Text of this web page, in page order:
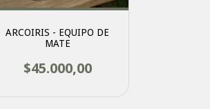
ARCOIRIS - EQUIPO DE
MATE
$45.000,00